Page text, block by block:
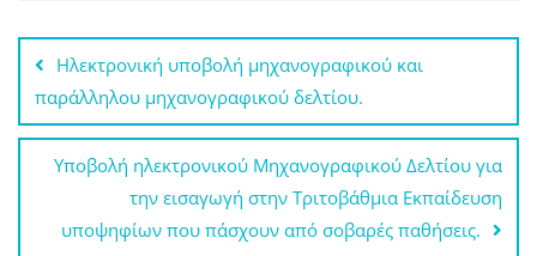
Πλοήγηση
άρθρων
Ηλεκτρονική υποβολή μηχανογραφικού και
παράλληλου μηχανογραφικού δελτίου.
Υποβολή ηλεκτρονικού Μηχανογραφικού Δελτίου για
την εισαγωγή στην Τριτοβάθμια Εκπαίδευση
υποψηφίων που πάσχουν από σοβαρές παθήσεις.